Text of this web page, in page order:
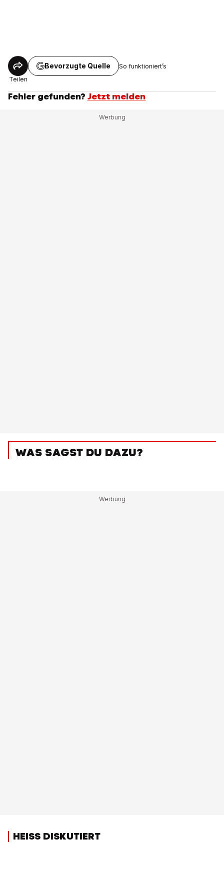
Teilen
Bevorzugte Quelle So funktioniert’s
Fehler gefunden? Jetzt melden
WAS SAGST DU DAZU?
HEISS DISKUTIERT